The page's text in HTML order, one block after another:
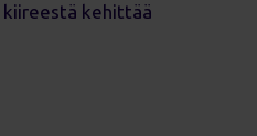
kiireestä kehittää